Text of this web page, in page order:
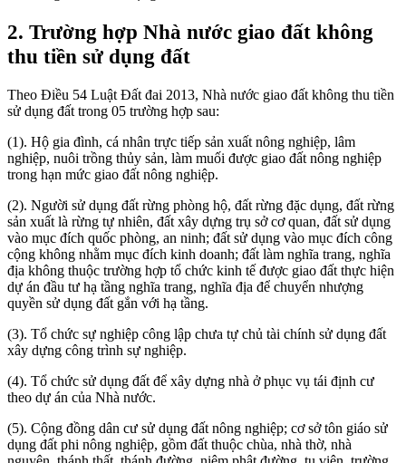
2. Trường hợp Nhà nước giao đất không
thu tiền sử dụng đất
Theo Điều 54 Luật Đất đai 2013, Nhà nước giao đất không thu tiền
sử dụng đất trong 05 trường hợp sau:
(1). Hộ gia đình, cá nhân trực tiếp sản xuất nông nghiệp, lâm
nghiệp, nuôi trồng thủy sản, làm muối được giao đất nông nghiệp
trong hạn mức giao đất nông nghiệp.
(2). Người sử dụng đất rừng phòng hộ, đất rừng đặc dụng, đất rừng
sản xuất là rừng tự nhiên, đất xây dựng trụ sở cơ quan, đất sử dụng
vào mục đích quốc phòng, an ninh; đất sử dụng vào mục đích công
cộng không nhằm mục đích kinh doanh; đất làm nghĩa trang, nghĩa
địa không thuộc trường hợp tổ chức kinh tế được giao đất thực hiện
dự án đầu tư hạ tầng nghĩa trang, nghĩa địa để chuyển nhượng
quyền sử dụng đất gắn với hạ tầng.
(3). Tổ chức sự nghiệp công lập chưa tự chủ tài chính sử dụng đất
xây dựng công trình sự nghiệp.
(4). Tổ chức sử dụng đất để xây dựng nhà ở phục vụ tái định cư
theo dự án của Nhà nước.
(5). Cộng đồng dân cư sử dụng đất nông nghiệp; cơ sở tôn giáo sử
dụng đất phi nông nghiệp, gồm đất thuộc chùa, nhà thờ, nhà